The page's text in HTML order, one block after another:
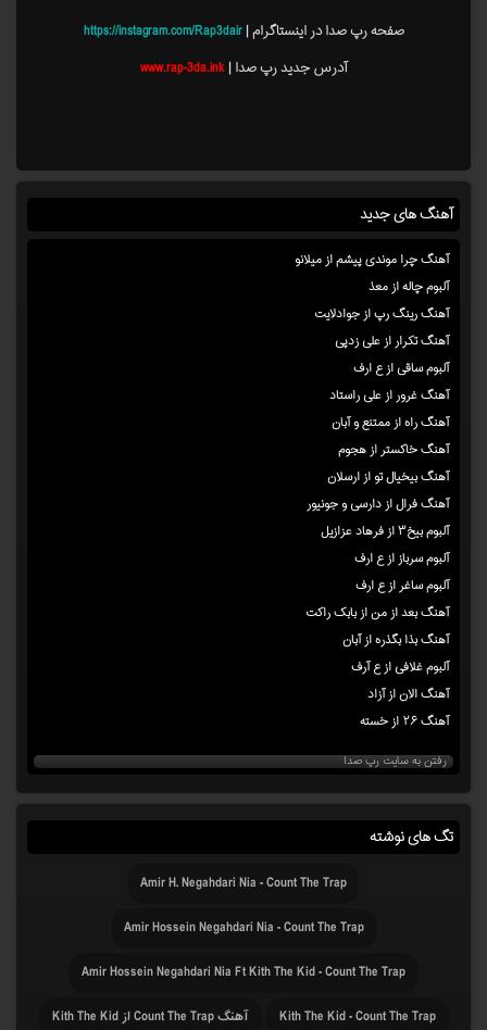
صفحه رپ صدا در اینستاگرام |https://instagram.com/Rap3dair
آدرس جدید رپ صدا |www.rap-3da.ink
آهنگ های جدید
آهنگ چرا موندی پیشم از میلانو
آلبوم چاله از معذ
آهنگ رینگ رپ از جوادلایت
آهنگ تکرار از علی زدپی
آلبوم ساقی از ع ارف
آهنگ غرور از علی راستاد
آهنگ راه از ممتنع و آبان
آهنگ خاکستر از هجوم
آهنگ بیخیال تو از ارسلان
آهنگ فرال از دارسی و جونیور
آلبوم بیخ۳ از فرهاد عزازیل
آلبوم سرباز از ع ارف
آلبوم ساغر از ع ارف
آهنگ بعد از من از بابک راکت
آهنگ بذا بگذره از آبان
آلبوم غلافی از ع آرف
آهنگ الان از آزاد
آهنگ ۲۶ از خسته
رفتن به سایت رپ صدا
تگ های نوشته
Amir H. Negahdari Nia - Count The Trap
Amir Hossein Negahdari Nia - Count The Trap
Amir Hossein Negahdari Nia Ft Kith The Kid - Count The Trap
Kith The Kid - Count The Trap
آهنگ Count The Trap از Kith The Kid